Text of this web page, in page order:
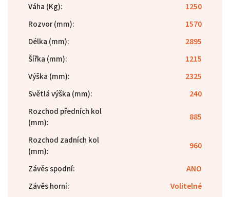
Váha (Kg):
1250
Rozvor (mm):
1570
Délka (mm):
2895
Šířka (mm):
1215
Výška (mm):
2325
Světlá výška (mm):
240
Rozchod předních kol
(mm): 885
Rozchod zadních kol
(mm): 960
Závěs spodní:
ANO
Závěs horní:
Volitelné